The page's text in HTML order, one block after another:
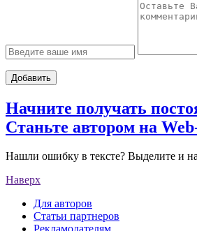
Добавить
Начните получать
Станьте автором на
Нашли ошибку в тексте? Выделите и
Наверх
Для авторов
Статьи партнеров